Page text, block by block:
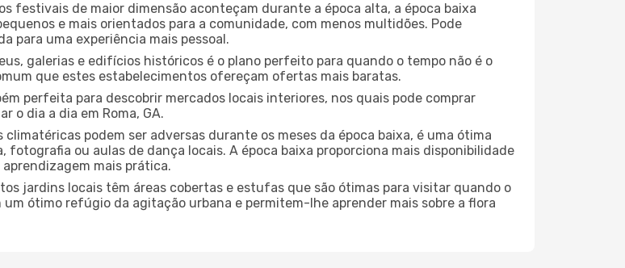
festivais de maior dimensão aconteçam durante a época alta, a época baixa
e mais orientados para a comunidade, com menos multidões. Pode
para uma experiência mais pessoal.
galerias e edifícios históricos é o plano perfeito para quando o tempo não é o
que estes estabelecimentos ofereçam ofertas mais baratas.
perfeita para descobrir mercados locais interiores, nos quais pode comprar
o dia a dia em Roma, GA.
climatéricas podem ser adversas durante os meses da época baixa, é uma ótima
fotografia ou aulas de dança locais. A época baixa proporciona mais disponibilidade
mais prática.
jardins locais têm áreas cobertas e estufas que são ótimas para visitar quando o
ótimo refúgio da agitação urbana e permitem-lhe aprender mais sobre a flora